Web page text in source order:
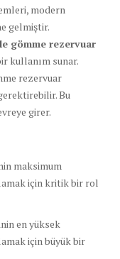
modern
gelmiştir.
gömme rezervuar
kullanım sunar.
rezervuar
Bu
girer.
maksimum
için kritik bir rol
en yüksek
için büyük bir